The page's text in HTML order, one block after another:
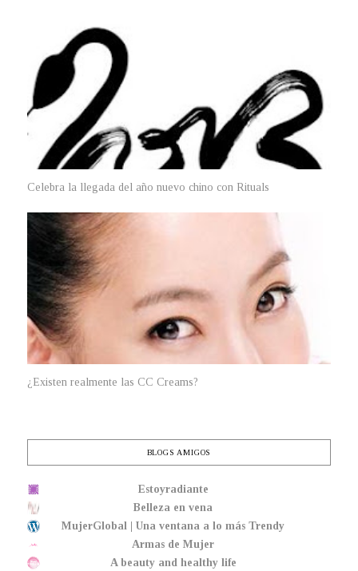
Celebra la llegada del año nuevo chino con Rituals
¿Existen realmente las CC Creams?
BLOGS AMIGOS
Estoyradiante
Belleza en vena
MujerGlobal | Una ventana a lo más Trendy
Armas de Mujer
A beauty and healthy life